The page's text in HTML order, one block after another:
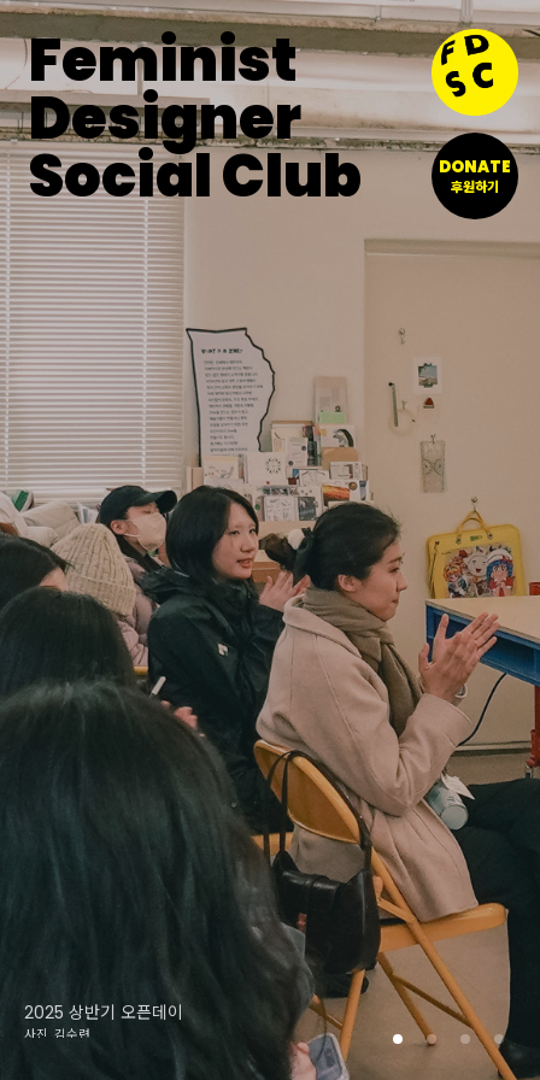
Feminist
Designer
Social Club DONATE
후원하기
2025 상반기 오픈데이
사진. 김수련